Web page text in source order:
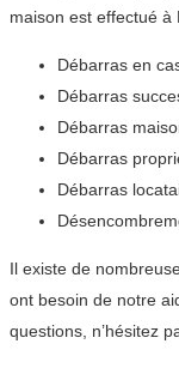
maison est effectué à
Débarras en
Débarras
Débarras
Débarras
Débarras
Il existe de
ont besoin de notre
questions, n’hésitez